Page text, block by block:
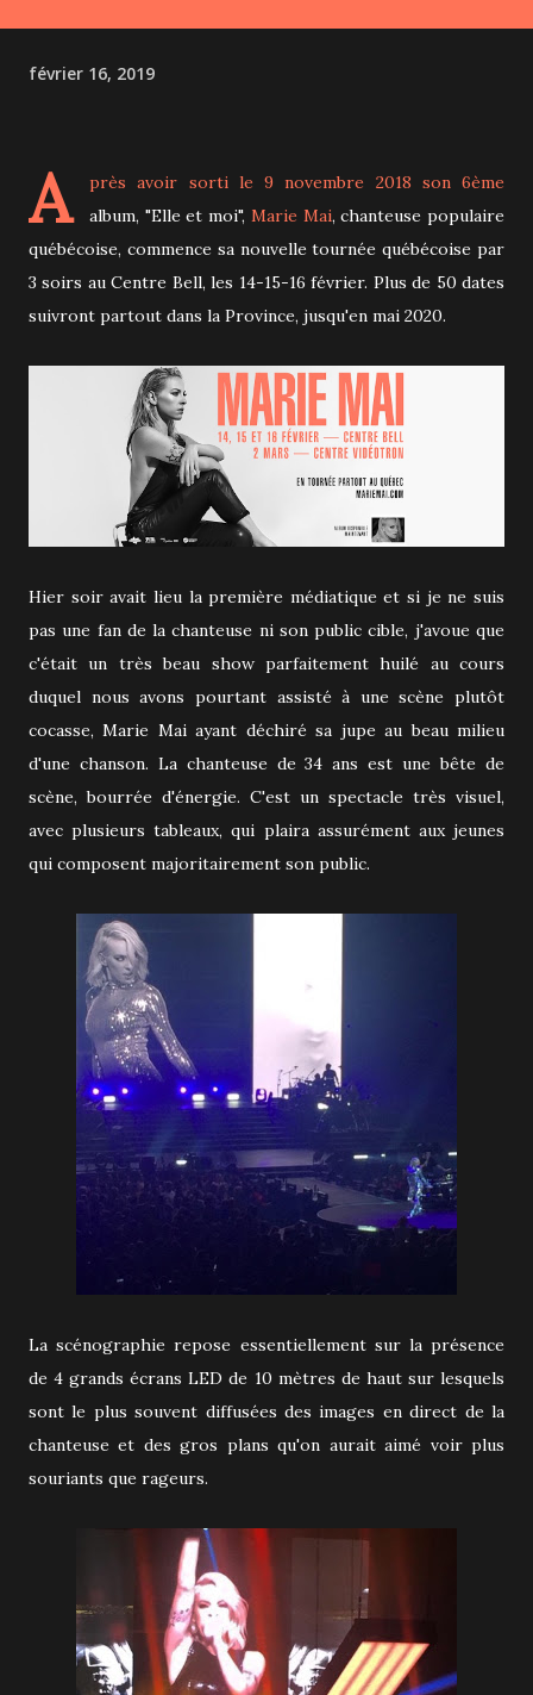
février 16, 2019
A
près avoir sorti le 9 novembre 2018 son 6ème
album, "Elle et moi", Marie Mai, chanteuse populaire
québécoise, commence sa nouvelle tournée québécoise par
3 soirs au Centre Bell, les 14-15-16 février. Plus de 50 dates
suivront partout dans la Province, jusqu'en mai 2020.
Hier soir avait lieu la première médiatique et si je ne suis
pas une fan de la chanteuse ni son public cible, j'avoue que
c'était un très beau show parfaitement huilé au cours
duquel nous avons pourtant assisté à une scène plutôt
cocasse, Marie Mai ayant déchiré sa jupe au beau milieu
d'une chanson. La chanteuse de 34 ans est une bête de
scène, bourrée d'énergie. C'est un spectacle très visuel,
avec plusieurs tableaux, qui plaira assurément aux jeunes
qui composent majoritairement son public.
La scénographie repose essentiellement sur la présence
de 4 grands écrans LED de 10 mètres de haut sur lesquels
sont le plus souvent diffusées des images en direct de la
chanteuse et des gros plans qu'on aurait aimé voir plus
souriants que rageurs.